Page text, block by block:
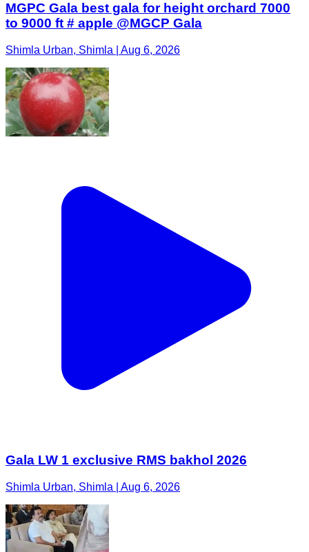
MGPC Gala best gala for height orchard 7000
to 9000 ft # apple @MGCP Gala
Shimla Urban, Shimla | Aug 6, 2026
Gala LW 1 exclusive RMS bakhol 2026
Shimla Urban, Shimla | Aug 6, 2026